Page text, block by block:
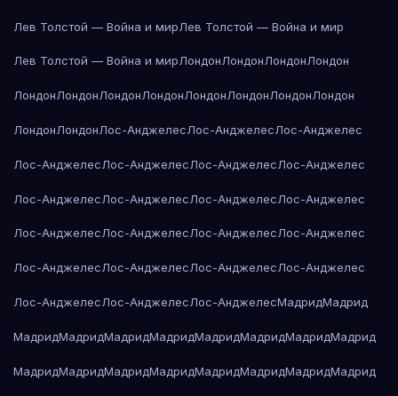
Лев Толстой — Война и мирЛев Толстой — Война и мир
Лев Толстой — Война и мирЛондонЛондонЛондонЛондон
ЛондонЛондонЛондонЛондонЛондонЛондонЛондонЛондон
ЛондонЛондонЛос-АнджелесЛос-АнджелесЛос-Анджелес
Лос-АнджелесЛос-АнджелесЛос-АнджелесЛос-Анджелес
Лос-АнджелесЛос-АнджелесЛос-АнджелесЛос-Анджелес
Лос-АнджелесЛос-АнджелесЛос-АнджелесЛос-Анджелес
Лос-АнджелесЛос-АнджелесЛос-АнджелесЛос-Анджелес
Лос-АнджелесЛос-АнджелесЛос-АнджелесМадридМадрид
МадридМадридМадридМадридМадридМадридМадридМадрид
МадридМадридМадридМадридМадридМадридМадридМадрид